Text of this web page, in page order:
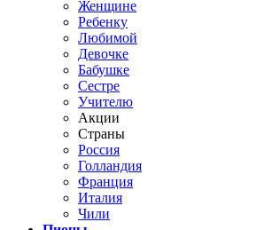
Женщине
Ребенку
Любимой
Девочке
Бабушке
Сестре
Учителю
Акции
Страны
Россия
Голландия
Франция
Италия
Чили